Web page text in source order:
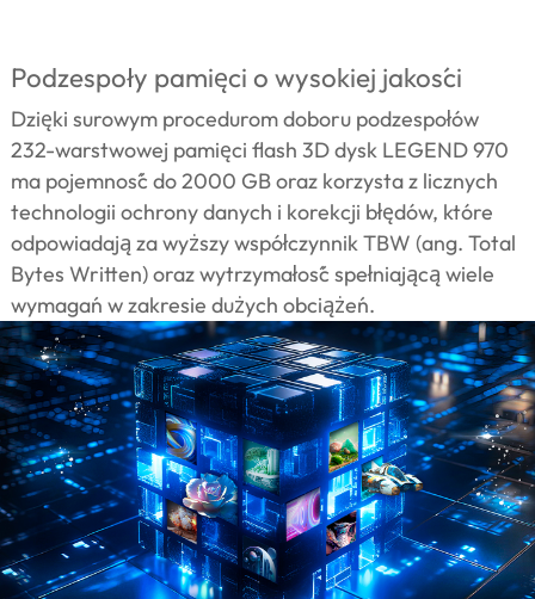
Podzespoły pamięci o wysokiej jakości
Dzięki surowym procedurom doboru podzespołów
232-warstwowej pamięci flash 3D dysk LEGEND 970
ma pojemność do 2000 GB oraz korzysta z licznych
technologii ochrony danych i korekcji błędów, które
odpowiadają za wyższy współczynnik TBW (ang. Total
Bytes Written) oraz wytrzymałość spełniającą wiele
wymagań w zakresie dużych obciążeń.